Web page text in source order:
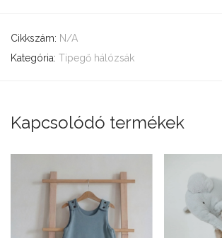
Cikkszám: N/A
Kategória: Tipegő hálózsák
Kapcsolódó termékek